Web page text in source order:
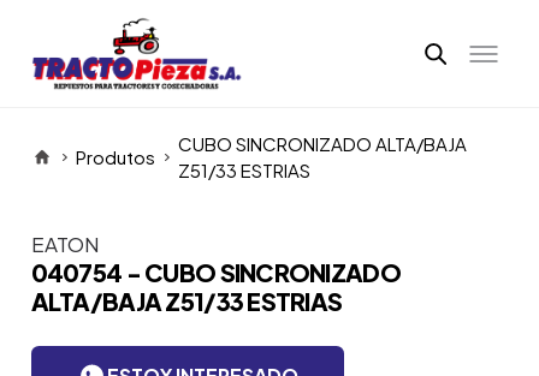
Produtos
CUBO SINCRONIZADO ALTA/BAJA
Z51/33 ESTRIAS
Itens da Galeria
EATON
040754 - CUBO SINCRONIZADO
ALTA/BAJA Z51/33 ESTRIAS